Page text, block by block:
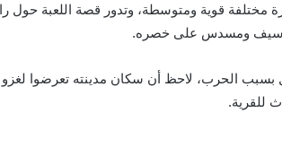
مختلفة قوية ومتوسطة، وتدور قصة اللعبة حول
سيف ومسدس على خصره.
بسبب الحرب، لاحظ أن سكان مدينته تعرضوا
للقرية.